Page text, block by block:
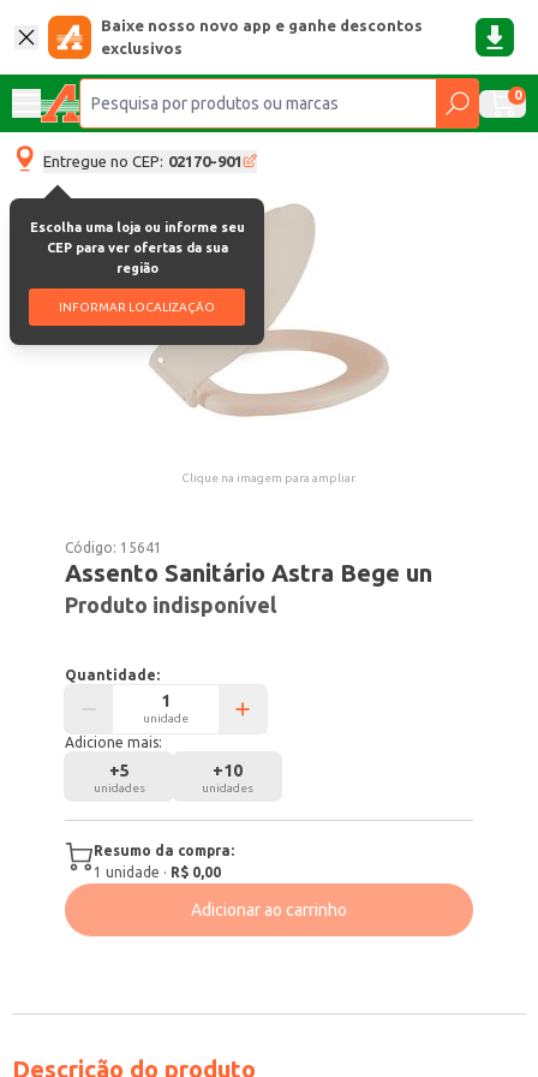
Baixe nosso novo app e ganhe descontos
exclusivos
0
Entregue no CEP: 02170-901
Escolha uma loja ou informe seu
CEP para ver ofertas da sua
região
INFORMAR LOCALIZAÇÃO
Clique na imagem para ampliar.
Código: 15641
Assento Sanitário Astra Bege un
Produto indisponível
Quantidade:
unidade
Adicione mais:
+5
unidades
+10
unidades
Resumo da compra:
1 unidade · R$ 0,00
Adicionar ao carrinho
Descrição do produto